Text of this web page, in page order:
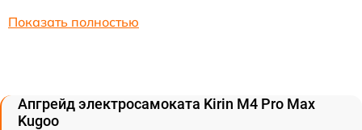
Показать полностью
Апгрейд электросамоката Kirin M4 Pro Max
Kugoo